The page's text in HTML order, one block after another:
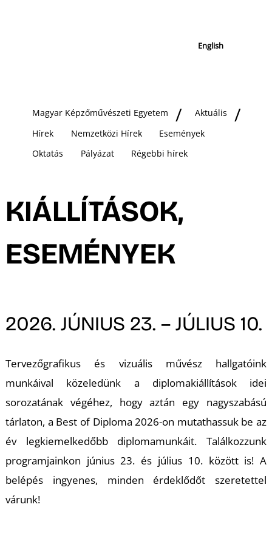
English
Magyar Képzőművészeti Egyetem
Aktuális
Hírek
Nemzetközi Hírek
Események
Oktatás
Pályázat Régebbi hírek
KIÁLLÍTÁSOK,
ESEMÉNYEK
2026. JÚNIUS 23. – JÚLIUS 10.
Tervezőgrafikus és vizuális művész hallgatóink
munkáival közeledünk a diplomakiállítások idei
sorozatának végéhez, hogy aztán egy nagyszabású
tárlaton, a Best of Diploma 2026-on mutathassuk be az
év legkiemelkedőbb diplomamunkáit. Találkozzunk
programjainkon június 23. és július 10. között is! A
belépés ingyenes, minden érdeklődőt szeretettel
várunk!